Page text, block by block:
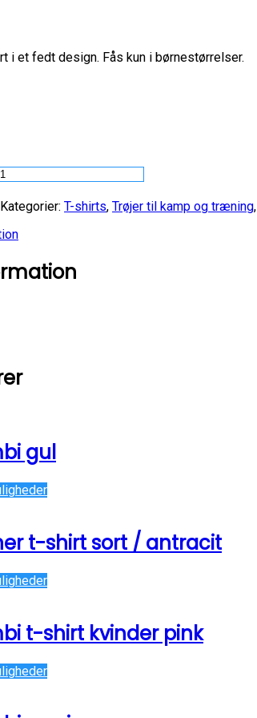
i et fedt design. Fås kun i børnestørrelser.
Kategorier: T-shirts, Trøjer til kamp og træning,
gul
t-shirt sort / antracit
t-shirt kvinder pink